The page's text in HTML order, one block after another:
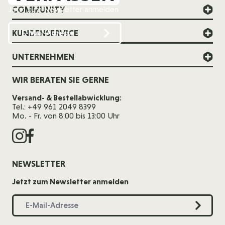
Jetzt zum Newsletter anmelden
COMMUNITY
KUNDENSERVICE
UNTERNEHMEN
WIR BERATEN SIE GERNE
Versand- & Bestellabwicklung:
Tel.: +49 961 2049 8399
Mo. - Fr. von 8:00 bis 13:00 Uhr
NEWSLETTER
Jetzt zum Newsletter anmelden